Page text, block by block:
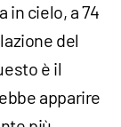
in cielo, a 74
del
è il
apparire